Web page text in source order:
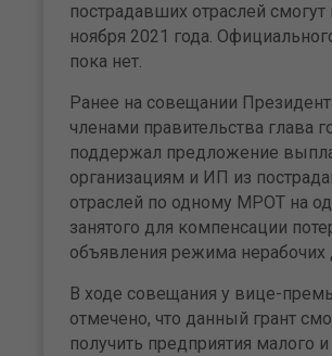
пострадавших отраслей смогут
ноября 2021 года.
пока нет.
Ранее на совещании
членами правительства глава
поддержал предложение
организациям и ИП из
отраслей по одному МРОТ на
занятого для компенсации
объявления режима нерабочих
В ходе совещания у вице-
отмечено, что данный грант
получить предприятия малого